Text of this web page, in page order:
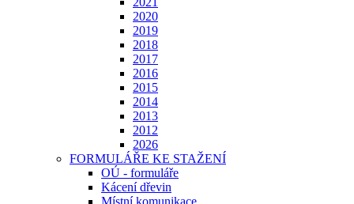
2020
2019
2018
2017
2016
2015
2014
2013
2012
2026
FORMULÁŘE KE STAŽENÍ
OÚ - formuláře
Kácení dřevin
Místní komunikace